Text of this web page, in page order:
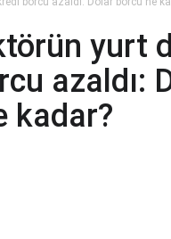
yurt
azaldı:
kadar?